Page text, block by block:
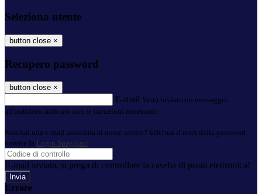
Seleziona utente
button close ×
Recupero password
button close ×
E-mail Verrà inviato un messaggio
all'indirizzo indicato con le istruzioni necessarie.
Non hai una e-mail associata al nome utente? Effettua il reset della password
tramite la Login Spaggiari
E-mail inviata, si prega di controllare la casella di posta elettronica!
Errore